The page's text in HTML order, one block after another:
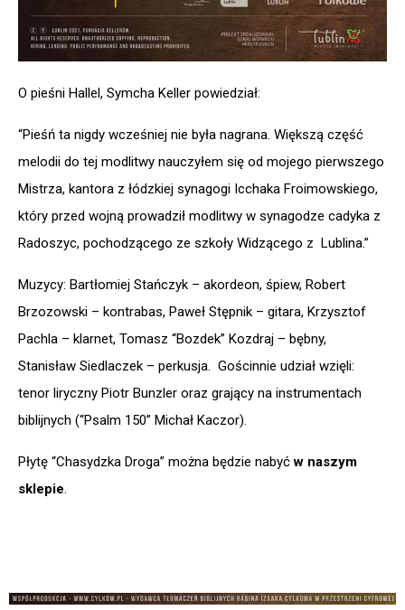
O pieśni Hallel, Symcha Keller powiedział:
“Pieśń ta nigdy wcześniej nie była nagrana. Większą część
melodii do tej modlitwy nauczyłem się od mojego pierwszego
Mistrza, kantora z łódzkiej synagogi Icchaka Froimowskiego,
który przed wojną prowadził modlitwy w synagodze cadyka z
Radoszyc, pochodzącego ze szkoły Widzącego z Lublina.”
Muzycy: Bartłomiej Stańczyk – akordeon, śpiew, Robert
Brzozowski – kontrabas, Paweł Stępnik – gitara, Krzysztof
Pachla – klarnet, Tomasz “Bozdek” Kozdraj – bębny,
Stanisław Siedlaczek – perkusja. Gościnnie udział wzięli:
tenor liryczny Piotr Bunzler oraz grający na instrumentach
biblijnych (“Psalm 150” Michał Kaczor).
Płytę “Chasydzka Droga” można będzie nabyćw naszym
sklepie.